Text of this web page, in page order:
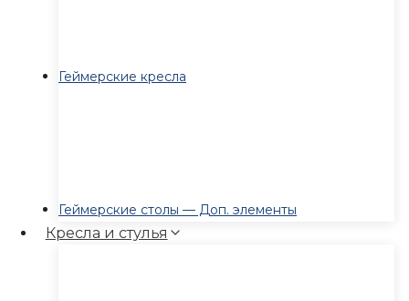
Геймерские кресла
Геймерские столы — Доп. элементы
Кресла и стулья